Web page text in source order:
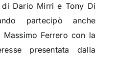
Dario Mirri e Tony Di
partecipò anche
Massimo Ferrero con la
presentata dalla